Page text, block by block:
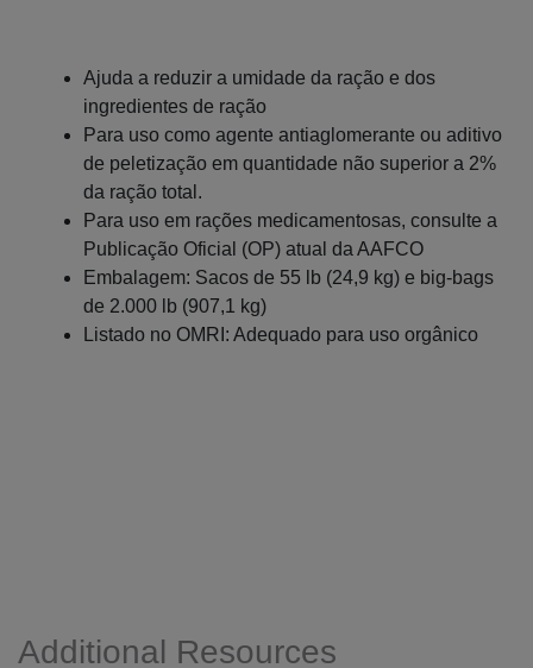
Ajuda a reduzir a umidade da ração e dos
ingredientes de ração
Para uso como agente antiaglomerante ou aditivo
de peletização em quantidade não superior a 2%
da ração total.
Para uso em rações medicamentosas, consulte a
Publicação Oficial (OP) atual da AAFCO
Embalagem: Sacos de 55 lb (24,9 kg) e big-bags
de 2.000 lb (907,1 kg)
Listado no OMRI: Adequado para uso orgânico
Additional Resources